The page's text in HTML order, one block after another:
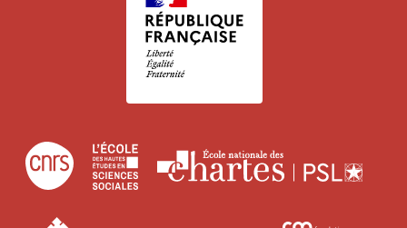
Centre
national
École
des